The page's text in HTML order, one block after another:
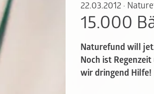
22.03.2012 ·
15.000
Naturefund will
Noch ist
wir dringend Hilfe!